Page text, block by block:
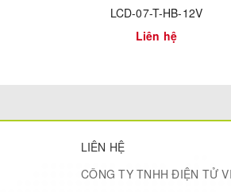
UTC-120GP-
LCD-07-T-HB-12V
Liên hệ
LIÊN HỆ
CÔNG TY TNHH ĐIỆN TỬ